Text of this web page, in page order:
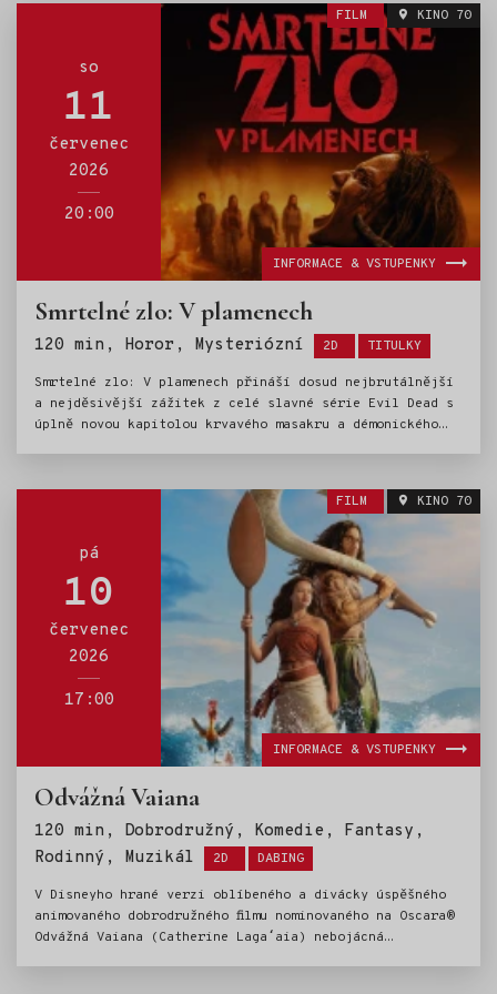
nezapomenutelnou cestu, aby zachránila svůj lid.
so
11
červenec
2026
20:00
FILM KINO 70
Smrtelné zlo: V plamenech
120 min, Horor, Mysteriózní Štítky:
2D TITULKY
Smrtelné zlo: V plamenech přináší dosud nejbrutálnější
a nejděsivější zážitek z celé slavné série Evil Dead s
úplně novou kapitolou krvavého masakru a démonického
příbuzných v jejich odlehlém rodinném domě. Zde omylem
osvobodí krvežíznivé démony skryté v prastaré knize.
Rodinné setkání se tak změní v krvavou noční můru plnou
démonů.
INFORMACE & VSTUPENKY
pá
10
červenec
2026
17:00
FILM KINO 70
Odvážná Vaiana
120 min, Dobrodružný, Komedie, Fantasy,
Rodinný, Muzikál
Štítky:
2D DABING
V Disneyho hrané verzi oblíbeného a divácky úspěšného
animovaného dobrodružného filmu nominovaného na Oscara®
Odvážná Vaiana (Catherine Lagaʻaia) nebojácná
INFORMACE & VSTUPENKY